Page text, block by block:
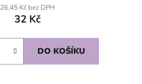
26,45 Kč bez DPH
32 Kč
DO KOŠÍKU